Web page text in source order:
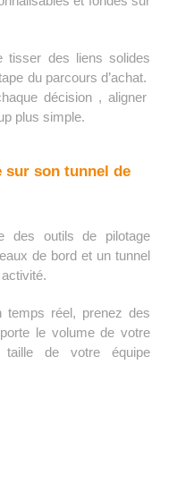
tisser des liens solides
du parcours d’achat.
décision , aligner
plus simple.
son tunnel de
des outils de pilotage
de bord et un tunnel
temps réel, prenez des
le volume de votre
de votre équipe